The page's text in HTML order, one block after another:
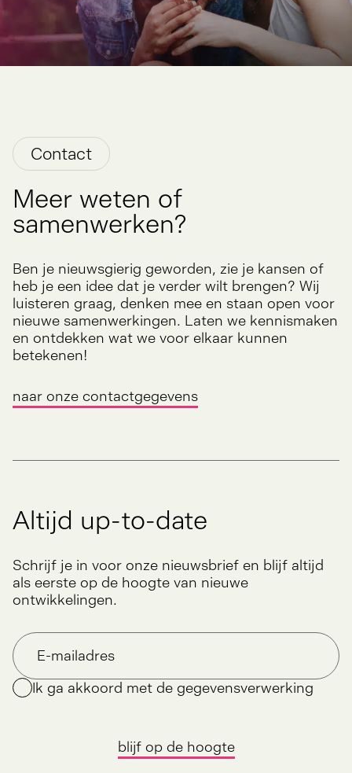
Contact
Meer weten of
samenwerken?
Ben je nieuwsgierig geworden, zie je kansen of
heb je een idee dat je verder wilt brengen? Wij
luisteren graag, denken mee en staan open voor
nieuwe samenwerkingen. Laten we kennismaken
en ontdekken wat we voor elkaar kunnen
betekenen!
naar onze contactgegevens
Altijd up-to-date
Schrijf je in voor onze nieuwsbrief en blijf altijd
als eerste op de hoogte van nieuwe
ontwikkelingen.
Ik ga akkoord met de gegevensverwerking
blijf op de hoogte